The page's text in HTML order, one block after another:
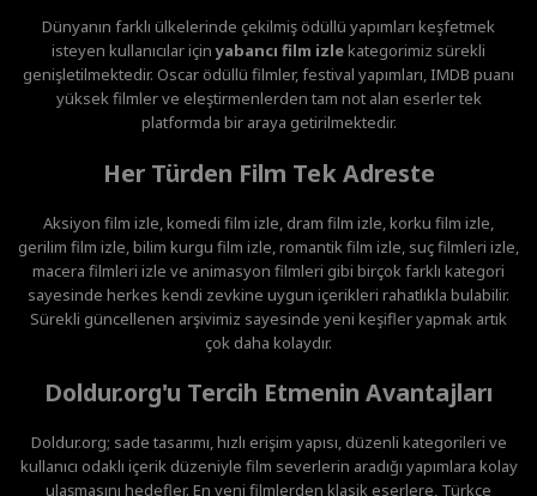
Dünyanın farklı ülkelerinde çekilmiş ödüllü yapımları keşfetmek
isteyen kullanıcılar içinyabancı film izlekategorimiz sürekli
genişletilmektedir. Oscar ödüllü filmler, festival yapımları, IMDB puanı
yüksek filmler ve eleştirmenlerden tam not alan eserler tek
platformda bir araya getirilmektedir.
Her Türden Film Tek Adreste
Aksiyon film izle, komedi film izle, dram film izle, korku film izle,
gerilim film izle, bilim kurgu film izle, romantik film izle, suç filmleri izle,
macera filmleri izle ve animasyon filmleri gibi birçok farklı kategori
sayesinde herkes kendi zevkine uygun içerikleri rahatlıkla bulabilir.
Sürekli güncellenen arşivimiz sayesinde yeni keşifler yapmak artık
çok daha kolaydır.
Doldur.org'u Tercih Etmenin Avantajları
Doldur.org; sade tasarımı, hızlı erişim yapısı, düzenli kategorileri ve
kullanıcı odaklı içerik düzeniyle film severlerin aradığı yapımlara kolay
ulaşmasını hedefler. En yeni filmlerden klasik eserlere, Türkçe